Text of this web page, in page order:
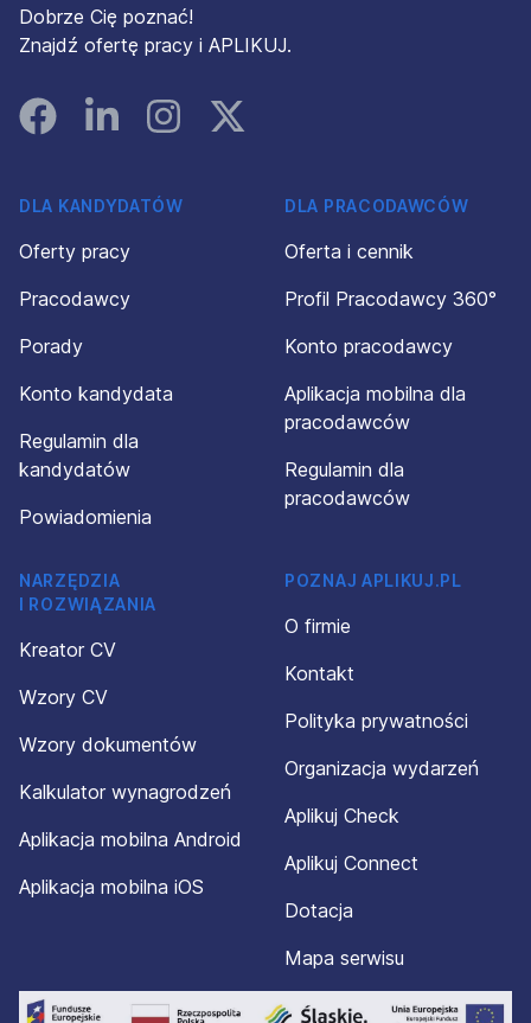
Dobrze Cię poznać!
Znajdź ofertę pracy i APLIKUJ.
FacebookLinked InInstagramInstagram
DLA KANDYDATÓW
Oferty pracy
Pracodawcy
Porady
Konto kandydata
Regulamin dla
kandydatów
Powiadomienia
DLA PRACODAWCÓW
Oferta i cennik
Profil Pracodawcy 360°
Konto pracodawcy
Aplikacja mobilna dla
pracodawców
Regulamin dla
pracodawców
NARZĘDZIA
I ROZWIĄZANIA
Kreator CV
Wzory CV
Wzory dokumentów
Kalkulator wynagrodzeń
Aplikacja mobilna Android
Aplikacja mobilna iOS
POZNAJ APLIKUJ.PL
O firmie
Kontakt
Polityka prywatności
Organizacja wydarzeń
Aplikuj Check
Aplikuj Connect
Dotacja
Mapa serwisu